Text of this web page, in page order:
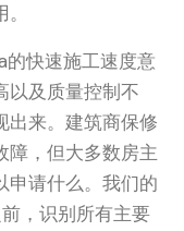
快速施工速度意
以及质量控制不
出来。建筑商保修
障，但大多数房主
申请什么。我们的
，识别所有主要